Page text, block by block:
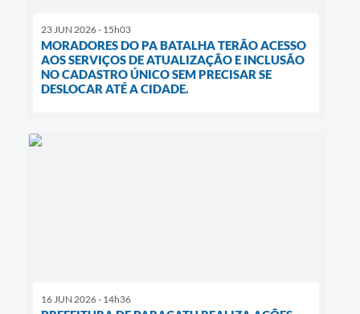
23 JUN 2026 - 15h03
MORADORES DO PA BATALHA TERÃO ACESSO
AOS SERVIÇOS DE ATUALIZAÇÃO E INCLUSÃO
NO CADASTRO ÚNICO SEM PRECISAR SE
DESLOCAR ATÉ A CIDADE.
16 JUN 2026 - 14h36